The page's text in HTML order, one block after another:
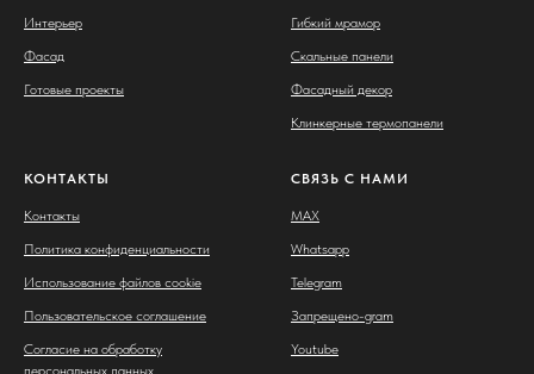
Интерьер
Фасад
Готовые проекты
Гибкий мрамор
Скальные панели
Фасадный декор
Клинкерные термопанели
КОНТАКТЫ
Контакты
Политика конфиденциальности
Использование файлов cookie
Пользовательское соглашение
Согласие на обработку
персональных данных
СВЯЗЬ С НАМИ
MAX
Whatsapp
Telegram
Запрещено-gram
Youtube